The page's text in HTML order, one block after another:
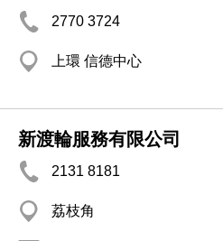
2770 3724
上環 信德中心
新渡輪服務有限公司
2131 8181
荔枝角